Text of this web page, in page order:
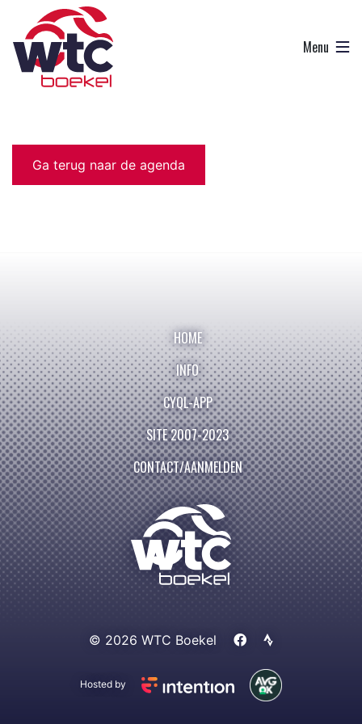
Ga terug naar de agenda
HOME
INFO
CYQL-APP
SITE 2007-2023
CONTACT/AANMELDEN
© 2026 WTC Boekel
Hosted by